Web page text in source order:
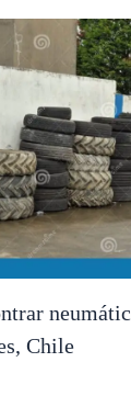
Chile